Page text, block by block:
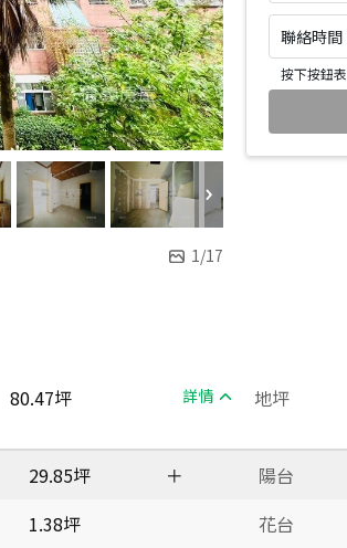
1/17
聯絡時
按下按鈕
80.47坪 詳情 地坪
29.85坪 ＋
陽台
1.38坪
花台